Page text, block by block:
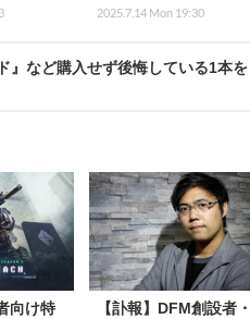
2025.7.14 Mon 19:30
など購入せず後悔している1本を
向け特
【訃報】DFM創設者・